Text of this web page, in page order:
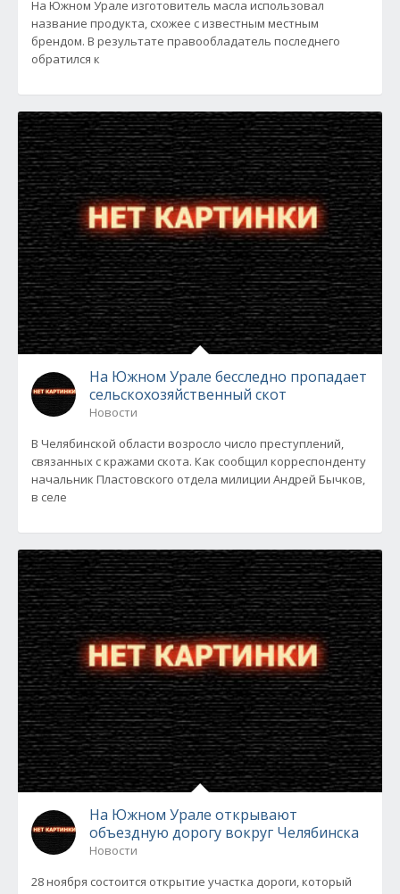
На Южном Урале изготовитель масла использовал
название продукта, схожее с известным местным
брендом. В результате правообладатель последнего
обратился к
На Южном Урале бесследно пропадает
сельскохозяйственный скот
Новости
В Челябинской области возросло число преступлений,
связанных с кражами скота. Как сообщил корреспонденту
начальник Пластовского отдела милиции Андрей Бычков,
в селе
На Южном Урале открывают
объездную дорогу вокруг Челябинска
Новости
28 ноября состоится открытие участка дороги, который